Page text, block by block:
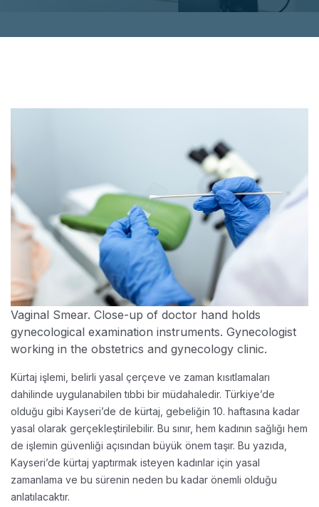
Vaginal Smear. Close-up of doctor hand holds
gynecological examination instruments. Gynecologist
working in the obstetrics and gynecology clinic.
Kürtaj işlemi, belirli yasal çerçeve ve zaman kısıtlamaları
dahilinde uygulanabilen tıbbi bir müdahaledir. Türkiye’de
olduğu gibi Kayseri’de de kürtaj, gebeliğin 10. haftasına kadar
yasal olarak gerçekleştirilebilir. Bu sınır, hem kadının sağlığı hem
de işlemin güvenliği açısından büyük önem taşır. Bu yazıda,
Kayseri’de kürtaj yaptırmak isteyen kadınlar için yasal
zamanlama ve bu sürenin neden bu kadar önemli olduğu
anlatılacaktır.